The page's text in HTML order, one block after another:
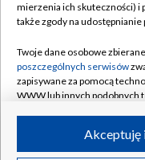
Naziemna Telewizja
Rada Programowa
System NOS
Informacje o nadawcy
Program dla prasy
mierzenia ich skuteczności) i
także zgody na
Twoje dane osobowe
poszczególnych serwisów
zapisywane za pomocą
WWW lub innych podobnych
ruchu w Internecie.Akceptuję